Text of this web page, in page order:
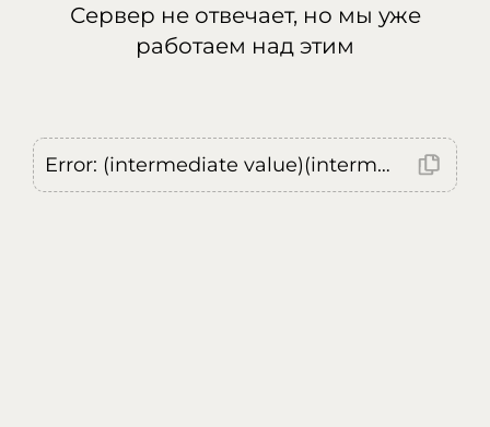
Сервер не отвечает, но мы уже
работаем над этим
Error: (intermediate value)(intermediate value)(intermediate value).replaceAll is not a function